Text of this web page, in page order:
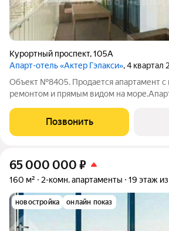
Курортный проспект,105А
Апарт-отель «Актер Гэлакси», 4 квартал
Объект №8405. Продается апартамент
ремонтом и прямым видом на
от моря, на Курортном проспекте. В
Позвонить
65 000 000 ₽
160 м² 2-комн. апартаменты 19 этаж
новостройка онлайн показ